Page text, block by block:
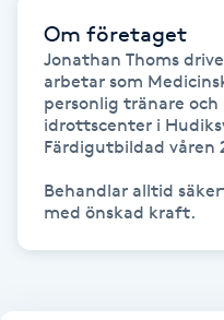
Gravidmassage
Gravidyoga
Om företaget
Jonathan Thoms
arbetar som
personlig tränare
idrottscenter i
Färdigutbildad våren
Behandlar alltid
med önskad kraft.